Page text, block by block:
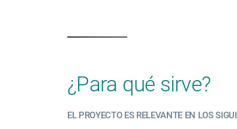
¿Para qué sirve?
EL PROYECTO ES RELEVANTE EN LOS